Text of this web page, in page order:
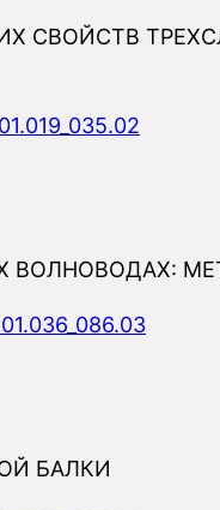
СВОЙСТВ
БАЛКИ